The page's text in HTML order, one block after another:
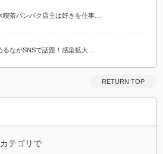
茶バンパク店主は好きを仕事…
ながSNSで話題！感染拡大…
RETURN TOP
テゴリで